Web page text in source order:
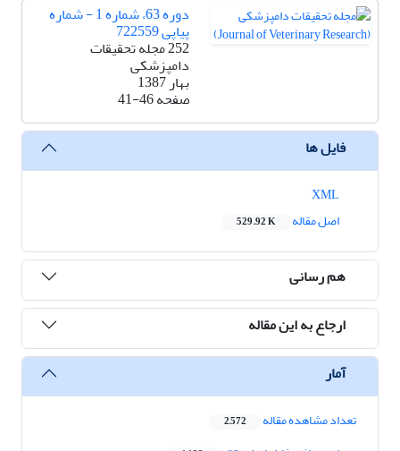
دوره 63، شماره 1 - شماره
پیاپی 722559
252 مجله تحقیقات
دامپزشکی
بهار 1387
صفحه41-46
فایل ها
اصل مقاله
529.92 K
هم رسانی
ارجاع به این مقاله
آمار
تعداد مشاهده مقاله 2,572